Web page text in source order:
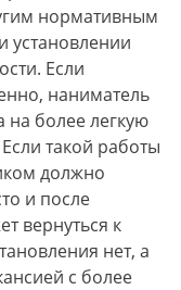
нормативным
установлении
Если
наниматель
на более легкую
такой работы
должно
и после
вернуться к
нет, а
с более